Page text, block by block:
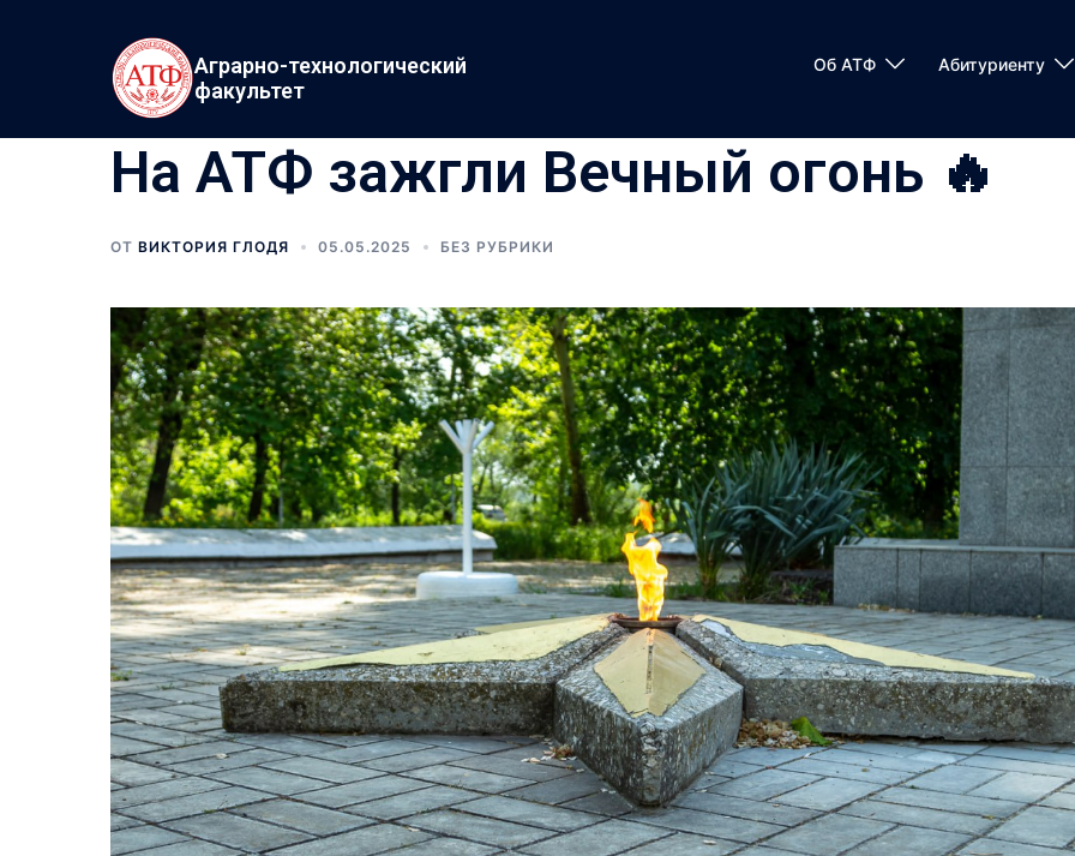
Аграрно-технологический
факультет
Об АТФ Абитуриенту
На АТФ зажгли Вечный огонь 🔥
ОТ ВИКТОРИЯ ГЛОДЯ 05.05.2025 БЕЗ РУБРИКИ